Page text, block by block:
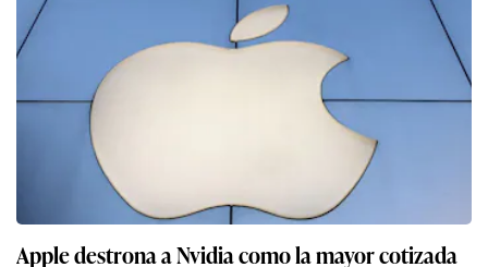
Apple destrona a Nvidia como la mayor cotizada